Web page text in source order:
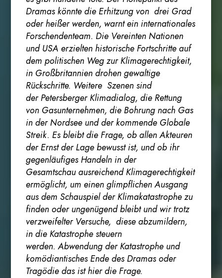
Dramas könnte die Erhitzung von drei Grad
oder heißer werden, warnt ein internationales
Forschendenteam. Die Vereinten Nationen
und USA erzielten historische Fortschritte auf
dem politischen Weg zur Klimagerechtigkeit,
in Großbritannien drohen gewaltige
Rückschritte. Weitere Szenen sind
der Petersberger Klimadialog, die Rettung
von Gasunternehmen, die Bohrung nach Gas
in der Nordsee und der kommende Globale
Streik. Es bleibt die Frage, ob allen Akteuren
der Ernst der Lage bewusst ist, und ob ihr
gegenläufiges Handeln in der
Gesamtschau ausreichend Klimagerechtigkeit
ermöglicht, um einen glimpflichen Ausgang
aus dem Schauspiel der Klimakatastrophe zu
finden oder ungenügend bleibt und wir trotz
verzweifelter Versuche, diese abzumildern,
in die Katastrophe steuern
werden. Abwendung der Katastrophe und
komödiantisches Ende des Dramas oder
Tragödie das ist hier die Frage.